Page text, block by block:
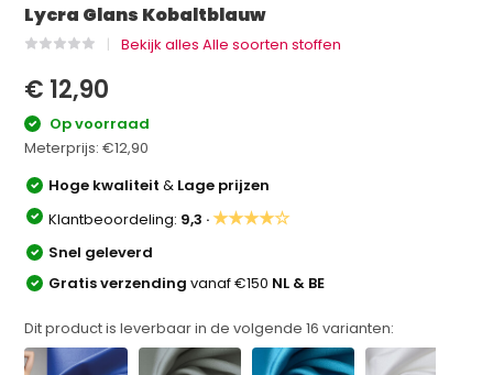
Lycra Glans Kobaltblauw
Bekijk alles Alle soorten stoffen
€ 12,90
Op voorraad
Meterprijs:€12,90
Hoge kwaliteit& Lage prijzen
Klantbeoordeling: 9,3 ·★★★★☆
Snel geleverd
Gratis verzendingvanaf €150 NL & BE
Dit product is leverbaar in de volgende16 varianten: